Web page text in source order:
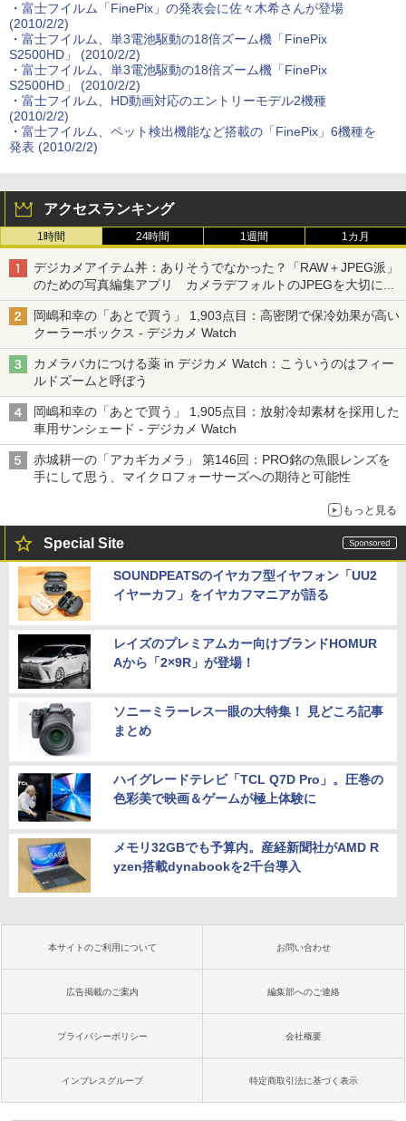
・ 富士フイルム「FinePix」の発表会に佐々木希さんが登場
(2010/2/2)
・ 富士フイルム、単3電池駆動の18倍ズーム機「FinePix
S2500HD」 (2010/2/2)
・ 富士フイルム、単3電池駆動の18倍ズーム機「FinePix
S2500HD」 (2010/2/2)
・ 富士フイルム、HD動画対応のエントリーモデル2機種
(2010/2/2)
・ 富士フイルム、ペット検出機能など搭載の「FinePix」6機種を
発表 (2010/2/2)
アクセスランキング
1時間 24時間 1週間 1カ月
デジカメアイテム丼：ありそうでなかった？「RAW＋JPEG派」
のための写真編集アプリ カメラデフォルトのJPEGを大切にす
る「Filmator」
岡嶋和幸の「あとで買う」 1,903点目：高密閉で保冷効果が高い
クーラーボックス - デジカメ Watch
カメラバカにつける薬 in デジカメ Watch：こういうのはフィー
ルドズームと呼ぼう
岡嶋和幸の「あとで買う」 1,905点目：放射冷却素材を採用した
車用サンシェード - デジカメ Watch
赤城耕一の「アカギカメラ」 第146回：PRO銘の魚眼レンズを
手にして思う、マイクロフォーサーズへの期待と可能性
もっと見る
Special Site
SOUNDPEATSのイヤカフ型イヤフォン「UU2
イヤーカフ」をイヤカフマニアが語る
レイズのプレミアムカー向けブランドHOMUR
Aから「2×9R」が登場！
ソニーミラーレス一眼の大特集！ 見どころ記事
まとめ
ハイグレードテレビ「TCL Q7D Pro」。圧巻の
色彩美で映画＆ゲームが極上体験に
メモリ32GBでも予算内。産経新聞社がAMD R
yzen搭載dynabookを2千台導入
本サイトのご利用について お問い合わせ
広告掲載のご案内 編集部へのご連絡
プライバシーポリシー 会社概要
インプレスグループ 特定商取引法に基づく表示